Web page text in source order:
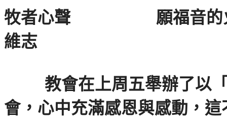
牧者心聲
願福音
維志
教會在上周五舉辦了以
會，心中充滿感恩與感動，